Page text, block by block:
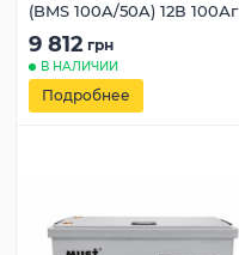
(BMS 100A/50A) 12В 100Аг
9 812 грн
В НАЛИЧИИ
Подробнее